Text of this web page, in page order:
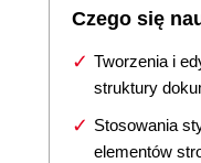
Czego się
Tworzenia i
struktury
Stosowania
elementów